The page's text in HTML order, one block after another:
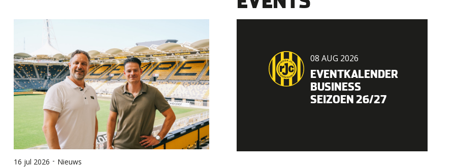
16 jul 2026 - Nieuws
08 AUG 2026
EVENTKALENDER
BUSINESS
SEIZOEN 26/27